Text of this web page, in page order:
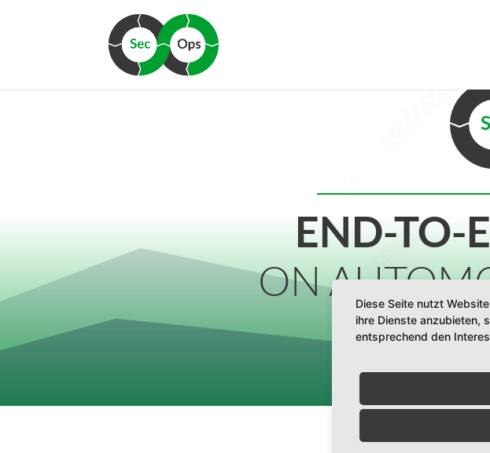
END-TO-
ON
Diese Seite nutzt
ihre Dienste anzubieten,
entsprechend den